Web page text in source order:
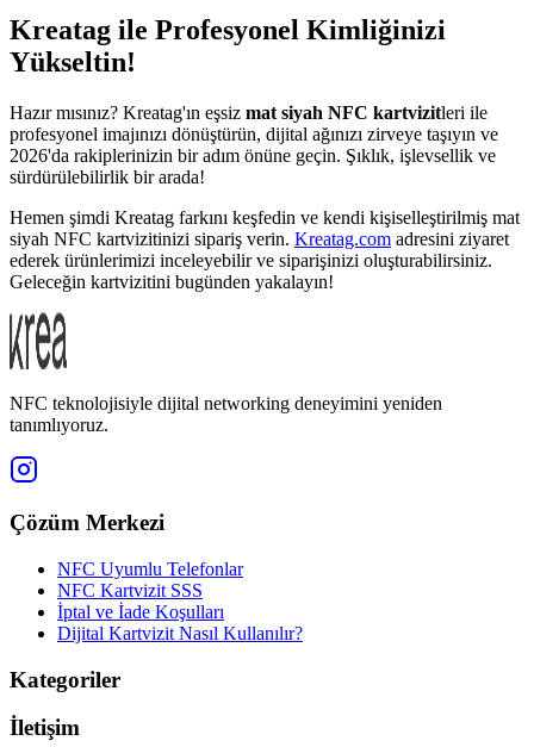
Kreatag ile Profesyonel Kimliğinizi
Yükseltin!
Hazır mısınız? Kreatag'ın eşsiz mat siyah NFC kartvizitleri ile
profesyonel imajınızı dönüştürün, dijital ağınızı zirveye taşıyın ve
2026'da rakiplerinizin bir adım önüne geçin. Şıklık, işlevsellik ve
sürdürülebilirlik bir arada!
Hemen şimdi Kreatag farkını keşfedin ve kendi kişiselleştirilmiş mat
siyah NFC kartvizitinizi sipariş verin. Kreatag.com adresini ziyaret
ederek ürünlerimizi inceleyebilir ve siparişinizi oluşturabilirsiniz.
Geleceğin kartvizitini bugünden yakalayın!
NFC teknolojisiyle dijital networking deneyimini yeniden
tanımlıyoruz.
Çözüm Merkezi
NFC Uyumlu Telefonlar
NFC Kartvizit SSS
İptal ve İade Koşulları
Dijital Kartvizit Nasıl Kullanılır?
Kategoriler
İletişim